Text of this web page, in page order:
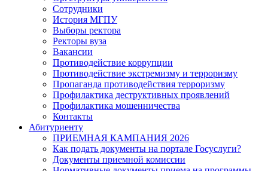
Сотрудники
История МГПУ
Выборы ректора
Ректоры вуза
Вакансии
Противодействие коррупции
Противодействие экстремизму и терроризму
Пропаганда противодействия терроризму
Профилактика деструктивных проявлений
Профилактика мошенничества
Контакты
Абитуриенту
ПРИЕМНАЯ КАМПАНИЯ 2026
Как подать документы на портале Госуслуги?
Документы приемной комиссии